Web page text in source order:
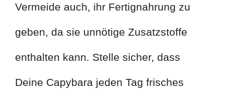
Vermeide auch, ihr Fertignahrung zu
geben, da sie unnötige Zusatzstoffe
enthalten kann. Stelle sicher, dass
Deine Capybara jeden Tag frisches